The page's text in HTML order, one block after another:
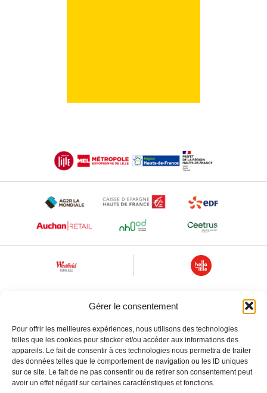
Gérer le consentement
Pour offrir les meilleures expériences, nous utilisons des technologies
telles que les cookies pour stocker et/ou accéder aux informations des
appareils. Le fait de consentir à ces technologies nous permettra de traiter
des données telles que le comportement de navigation ou les ID uniques
sur ce site. Le fait de ne pas consentir ou de retirer son consentement peut
avoir un effet négatif sur certaines caractéristiques et fonctions.